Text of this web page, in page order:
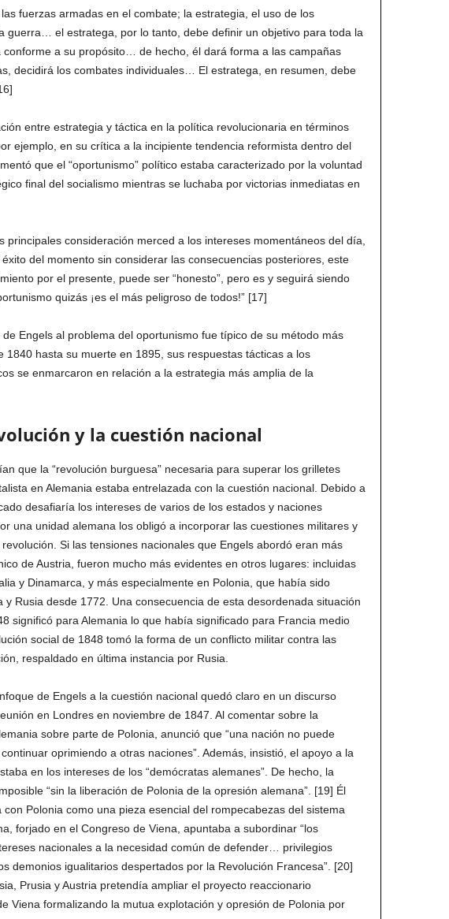
fuerzas armadas en el combate; la estrategia, el uso de los
guerra… el estratega, por lo tanto, debe definir un objetivo para toda la
conforme a su propósito… de hecho, él dará forma a las campañas
decidirá los combates individuales… El estratega, en resumen, debe
entre estrategia y táctica en la política revolucionaria en términos
ejemplo, en su crítica a la incipiente tendencia reformista dentro del
que el “oportunismo” político estaba caracterizado por la voluntad
final del socialismo mientras se luchaba por victorias inmediatas en
principales consideración merced a los intereses momentáneos del día,
del momento sin considerar las consecuencias posteriores, este
por el presente, puede ser “honesto”, pero es y seguirá siendo
quizás ¡es el más peligroso de todos!” [17]
Engels al problema del oportunismo fue típico de su método más
1840 hasta su muerte en 1895, sus respuestas tácticas a los
se enmarcaron en relación a la estrategia más amplia de la
y la cuestión nacional
que la “revolución burguesa” necesaria para superar los grilletes
en Alemania estaba entrelazada con la cuestión nacional. Debido a
desafiaría los intereses de varios de los estados y naciones
una unidad alemana los obligó a incorporar las cuestiones militares y
Si las tensiones nacionales que Engels abordó eran más
de Austria, fueron mucho más evidentes en otros lugares: incluidas
y Dinamarca, y más especialmente en Polonia, que había sido
y Rusia desde 1772. Una consecuencia de esta desordenada situación
significó para Alemania lo que había significado para Francia medio
social de 1848 tomó la forma de un conflicto militar contra las
respaldado en última instancia por Rusia.
de Engels a la cuestión nacional quedó claro en un discurso
en Londres en noviembre de 1847. Al comentar sobre la
sobre parte de Polonia, anunció que “una nación no puede
oprimiendo a otras naciones”. Además, insistió, el apoyo a la
en los intereses de los “demócratas alemanes”. De hecho, la
“sin la liberación de Polonia de la opresión alemana”. [19] Él
Polonia como una pieza esencial del rompecabezas del sistema
forjado en el Congreso de Viena, apuntaba a subordinar “los
nacionales a la necesidad común de defender… privilegios
demonios igualitarios despertados por la Revolución Francesa”. [20]
Prusia y Austria pretendía ampliar el proyecto reaccionario
Viena formalizando la mutua explotación y opresión de Polonia por